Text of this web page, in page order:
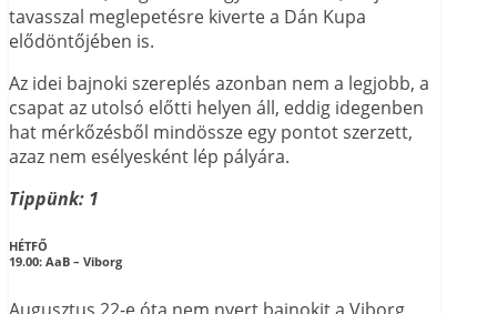
tavasszal meglepetésre kiverte a Dán Kupa
elődöntőjében is.
Az idei bajnoki szereplés azonban nem a legjobb, a
csapat az utolsó előtti helyen áll, eddig idegenben
hat mérkőzésből mindössze egy pontot szerzett,
azaz nem esélyesként lép pályára.
Tippünk: 1
HÉTFŐ
19.00: AaB – Viborg